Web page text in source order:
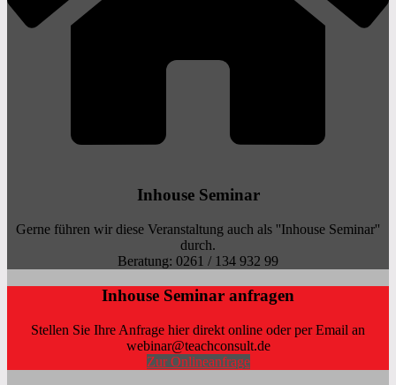
Inhouse Seminar
Gerne führen wir diese Veranstaltung auch als ''Inhouse Seminar''
durch.
Beratung: 0261 / 134 932 99
Inhouse Seminar anfragen
Stellen Sie Ihre Anfrage hier direkt online oder per Email an
webinar@teachconsult.de
Zur Onlineanfrage